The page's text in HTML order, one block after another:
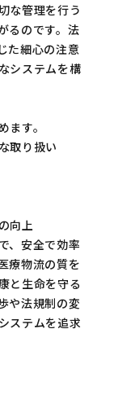
な管理を行う
るのです。法
た細心の注意
システムを構
す。
取り扱い
向上
、安全で効率
療物流の質を
と生命を守る
や法規制の変
ステムを追求